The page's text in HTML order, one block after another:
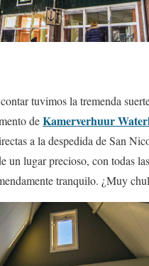
tuvimos la tremenda
deKamerverhuur
a la despedida de San
un lugar precioso, con todas las
tranquilo. ¿Muy